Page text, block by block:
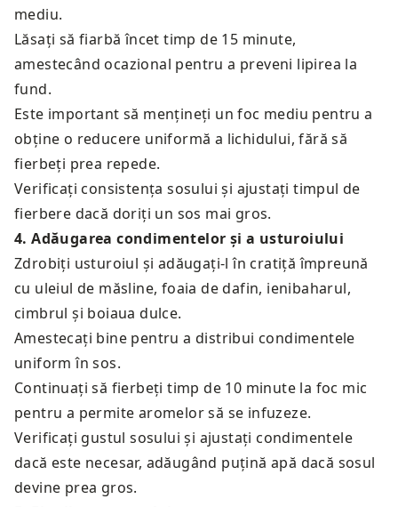
mediu.
Lăsați să fiarbă încet timp de 15 minute,
amestecând ocazional pentru a preveni lipirea la
fund.
Este important să mențineți un foc mediu pentru a
obține o reducere uniformă a lichidului, fără să
fierbeți prea repede.
Verificați consistența sosului și ajustați timpul de
fierbere dacă doriți un sos mai gros.
4.Adăugarea condimentelor și a usturoiului
Zdrobiți usturoiul și adăugați-l în cratiță împreună
cu uleiul de măsline, foaia de dafin, ienibaharul,
cimbrul și boiaua dulce.
Amestecați bine pentru a distribui condimentele
uniform în sos.
Continuați să fierbeți timp de 10 minute la foc mic
pentru a permite aromelor să se infuzeze.
Verificați gustul sosului și ajustați condimentele
dacă este necesar, adăugând puțină apă dacă sosul
devine prea gros.